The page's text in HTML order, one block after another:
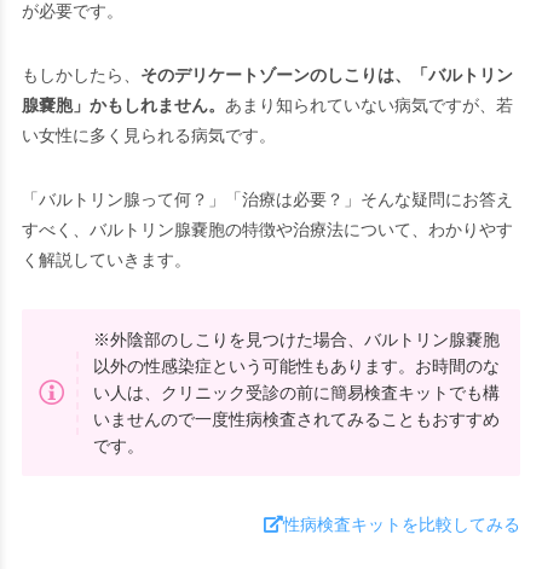
が必要です。
もしかしたら、 そのデリケートゾーンのしこりは、「バルトリン
腺嚢胞」かもしれません。 あまり知られていない病気ですが、若
い女性に多く見られる病気です。
「バルトリン腺って何？」「治療は必要？」そんな疑問にお答え
すべく、バルトリン腺嚢胞の特徴や治療法について、わかりやす
く解説していきます。
※外陰部のしこりを見つけた場合、バルトリン腺嚢胞
以外の性感染症という可能性もあります。お時間のな
い人は、クリニック受診の前に簡易検査キットでも構
いませんので一度性病検査されてみることもおすすめ
です。
性病検査キットを比較してみる